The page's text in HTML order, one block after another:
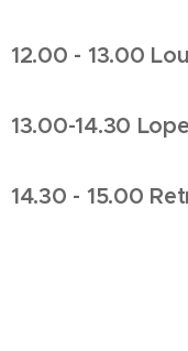
12.00 - 13.00
13.00-14.30
14.30 - 15.00